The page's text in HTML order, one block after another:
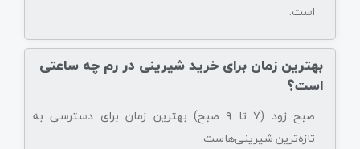
است.
بهترین زمان برای خرید شیرینی در رم چه ساعتی
است؟
صبح زود (۷ تا ۹ صبح) بهترین زمان برای دسترسی به
تازه‌ترین شیرینی‌هاست.